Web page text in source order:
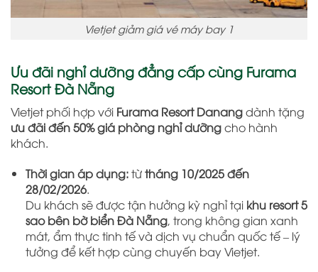
Vietjet giảm giá vé máy bay 1
Ưu đãi nghỉ dưỡng đẳng cấp cùng Furama
Resort Đà Nẵng
Vietjet phối hợp với Furama Resort Danangdành tặng
ưu đãi đến 50% giá phòng nghỉ dưỡngcho hành
khách.
Thời gian áp dụng:từtháng 10/2025 đến
28/02/2026.
Du khách sẽ được tận hưởng kỳ nghỉ tại khu resort 5
sao bên bờ biển Đà Nẵng, trong không gian xanh
mát, ẩm thực tinh tế và dịch vụ chuẩn quốc tế – lý
tưởng để kết hợp cùng chuyến bay Vietjet.